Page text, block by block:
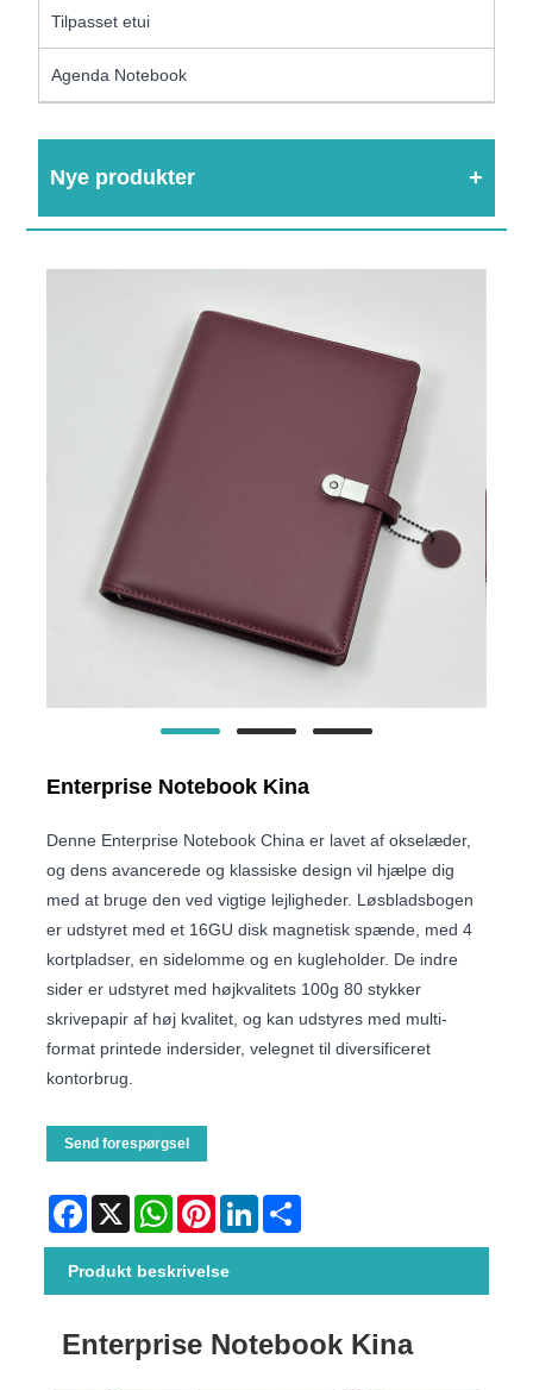
Tilpasset etui
Agenda Notebook
Nye produkter
Enterprise Notebook Kina
Denne Enterprise Notebook China er lavet af okselæder,
og dens avancerede og klassiske design vil hjælpe dig
med at bruge den ved vigtige lejligheder. Løsbladsbogen
er udstyret med et 16GU disk magnetisk spænde, med 4
kortpladser, en sidelomme og en kugleholder. De indre
sider er udstyret med højkvalitets 100g 80 stykker
skrivepapir af høj kvalitet, og kan udstyres med multi-
format printede indersider, velegnet til diversificeret
kontorbrug.
Send forespørgsel
Facebook
X WhatsAppPinterestLinkedIn
Produkt beskrivelse
Enterprise Notebook Kina